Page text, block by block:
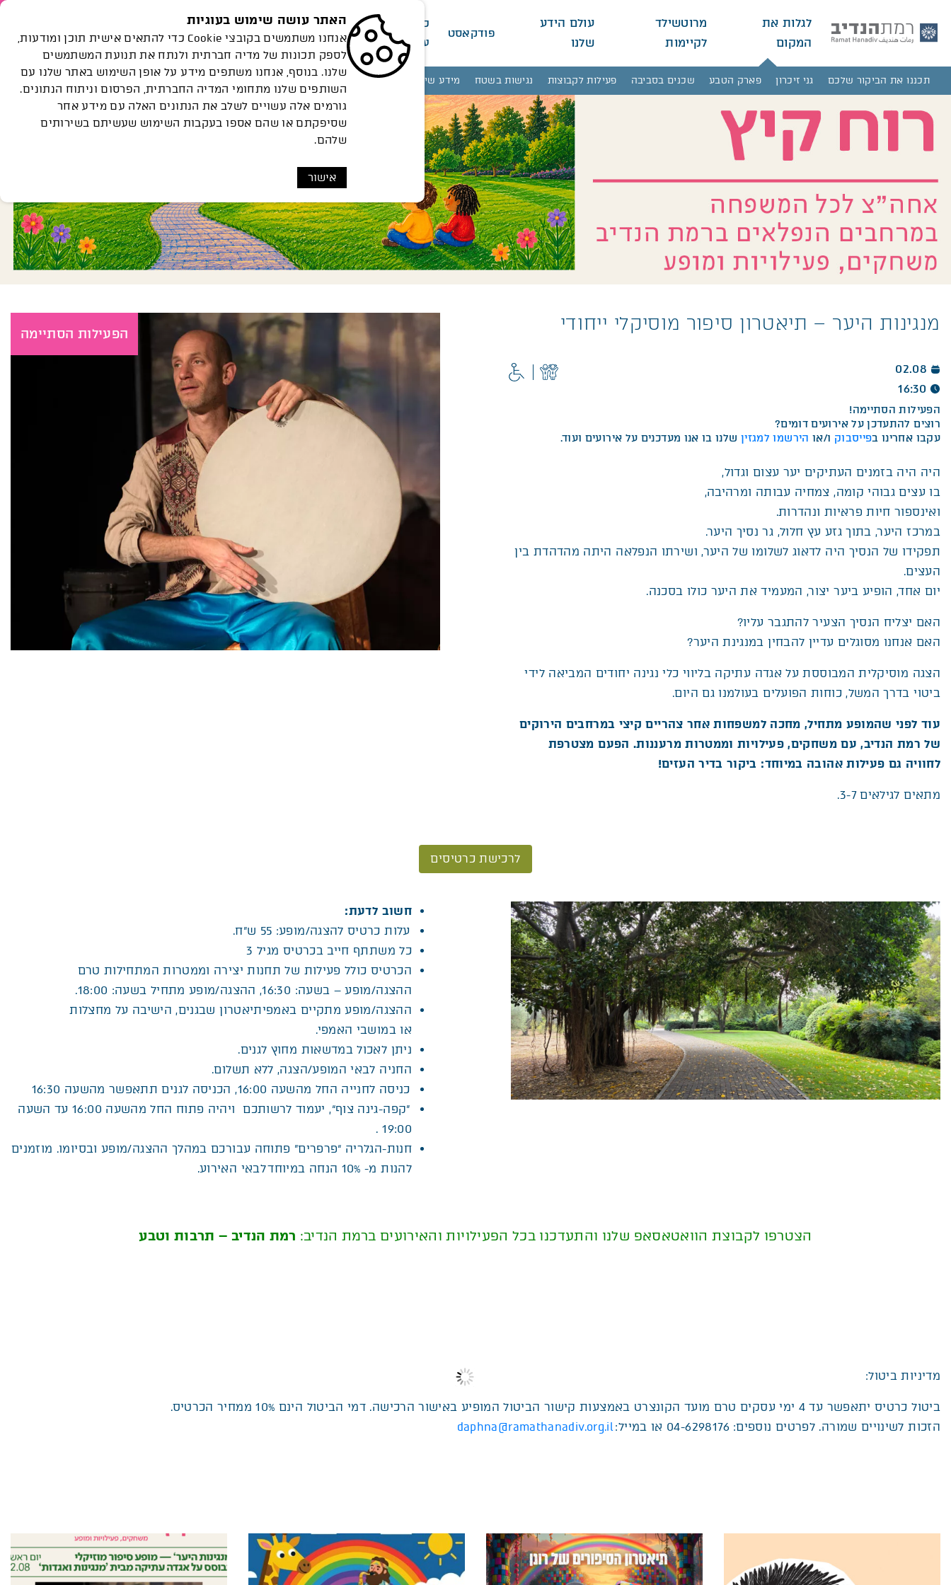
לגלות את
המקום
תכננו את הביקור שלכם גני זיכרון פארק הטבע שכנים בסביבה פעילות לקבוצות נגישות בשטח מידע שימושי פעילויות ואירועים לאכול כאן
מרוטשילד
לקיימות
עולם הידע
שלנו
פודקאסט
כתב
עת
מי
אנחנו
חנות
הגלריה
הצוות
שלנו
Languages
ואירועים
מנגינות היער – תיאטרון סיפור מוסיקלי ייחודי
02.08
16:30
הפעילות הסתיימה!
רוצים להתעדכן על אירועים דומים?
עקבו אחרינו בפייסבוק ו/או הירשמו למגזין שלנו בו אנו מעדכנים על אירועים ועוד.
היה היה בזמנים העתיקים יער עצום וגדול,
בו עצים גבוהי קומה, צמחיה עבותה ומרהיבה,
ואינספור חיות פראיות ונהדרות.
במרכז היער, בתוך גזע עץ חלול, גר נסיך היער.
תפקידו של הנסיך היה לדאוג לשלומו של היער, ושירתו הנפלאה היתה מהדהדת בין
העצים.
יום אחד, הופיע ביער יצור, המעמיד את היער כולו בסכנה.
האם יצליח הנסיך הצעיר להתגבר עליו?
האם אנחנו מסוגלים עדיין להבחין במנגינת היער?
הצגה מוסיקלית המבוססת על אגדה עתיקה בליווי כלי נגינה יחודים המביאה לידי
ביטוי בדרך המשל, כוחות הפועלים בעולמנו גם היום.
עוד לפני שהמופע מתחיל, מחכה למשפחות אחר צהריים קיצי במרחבים הירוקים
של רמת הנדיב, עם משחקים, פעילויות וממטרות מרעננות. הפעם מצטרפת
לחוויה גם פעילות אהובה במיוחד: ביקור בדיר העזים!
מתאים לגילאים 3-7.
הפעילות הסתיימה
לרכישת כרטיסים
חשוב לדעת:
עלות כרטיס להצגה/מופע: 55 ש”ח.
כל משתתף חייב בכרטיס מגיל 3
הכרטיס כולל פעילות של תחנות יצירה וממטרות המתחילות טרם
ההצגה/מופע – בשעה: 16:30
, ההצגה/מופע מתחיל בשעה: 18:00
.
ההצגה/מופע מתקיים באמפיתיאטרון שבגנים, הישיבה על מחצלות
או במושבי האמפי.
ניתן לאכול במדשאות מחוץ לגנים.
החניה לבאי המופע/הצגה, ללא תשלום.
כניסה לחנייה החל מהשעה 1 6:00, הכניסה לגנים תתאפשר מהשעה 16:30
”קפה-גינה צוף“, יעמוד לרשותכם ויהיה פתוח החל מהשעה 1 6:00 עד
השעה
19:00
.
חנות-הגלריה “פרפרים” פתוחה עבורכם במהלך ההצגה/מופע ובסיומו. מוזמנים
להנות מ- 10% הנחה במיוחד לבאי האירוע.
הצטרפו לקבוצת הוואטאסאפ שלנו והתעדכנו בכל הפעילויות והאירועים ברמת הנדיב: רמת הנדיב – תרבות וטבע
מדיניות ביטול:
ביטול כרטיס יתאפשר עד 4 ימי עסקים טרם מועד הקונצרט באמצעות קישור הביטול המופיע באישור הרכישה. דמי הביטול הינם 10% ממחיר הכרטיס
.
הזכות לשינויים שמורה. לפרטים נוספים: 04-6298176 או במייל
:
daphna@ramathanadiv.org.il
האתר עושה שימוש בעוגיות
אנחנו משתמשים בקובצי Cookie כדי להתאים אישית תוכן ומודעות,
לספק תכונות של מדיה חברתית ולנתח את תנועת המשתמשים
שלנו. בנוסף, אנחנו משתפים מידע על אופן השימוש באתר שלנו עם
השותפים שלנו מתחומי המדיה החברתית, הפרסום וניתוח הנתונים.
גורמים אלה עשויים לשלב את הנתונים האלה עם מידע אחר
שסיפקתם או שהם אספו בעקבות השימוש שעשיתם בשירותים
שלהם.
אישור